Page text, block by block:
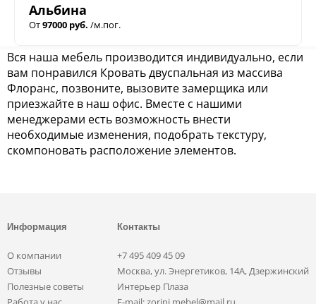
Альбина
От97000 руб. /м.пог.
Вся наша мебель производится индивидуально, если
вам понравился Кровать двуспальная из массива
Флоранс, позвоните, вызовите замерщика или
приезжайте в наш офис. Вместе с нашими
менеджерами есть возможность внести
необходимые изменения, подобрать текстуру,
скомпоновать расположение элементов.
Информация
О компании
Отзывы
Полезные советы
Контакты
+7 495 409 45 09
Москва, ул. Энергетиков, 14А, Дзержинский
Интерьер Плаза